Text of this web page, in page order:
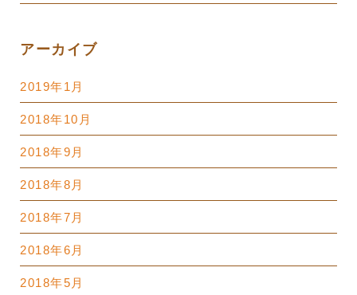
アーカイブ
2019年1月
2018年10月
2018年9月
2018年8月
2018年7月
2018年6月
2018年5月